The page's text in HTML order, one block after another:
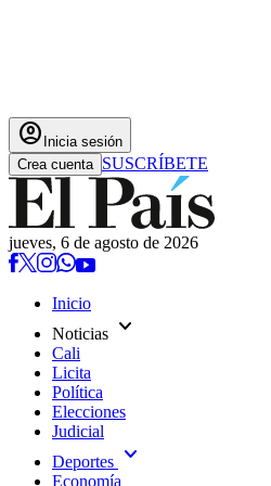
account_circle Inicia sesión
Crea cuenta SUSCRÍBETE
jueves, 6 de agosto de 2026
Inicio
Noticias expand_more
Cali
Licita
Política
Elecciones
Judicial
Deportes expand_more
Economía